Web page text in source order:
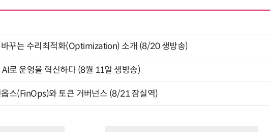
바꾸는 수리최적화(Optimization) 소개 (8/20 생방송)
로 운영을 혁신하다 (8월 11일 생방송)
옵스(FinOps)와 토큰 거버넌스 (8/21 잠실역)